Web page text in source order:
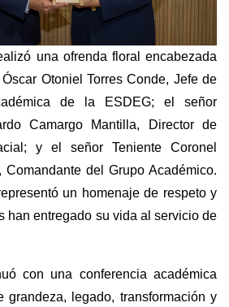
una ofrenda floral encabezada
Otoniel Torres Conde, Jefe de
de la ESDEG; el señor
Camargo Mantilla, Director de
y el señor Teniente Coronel
Comandante del Grupo Académico.
un homenaje de respeto y
han entregado su vida al servicio de
con una conferencia académica
grandeza, legado, transformación y